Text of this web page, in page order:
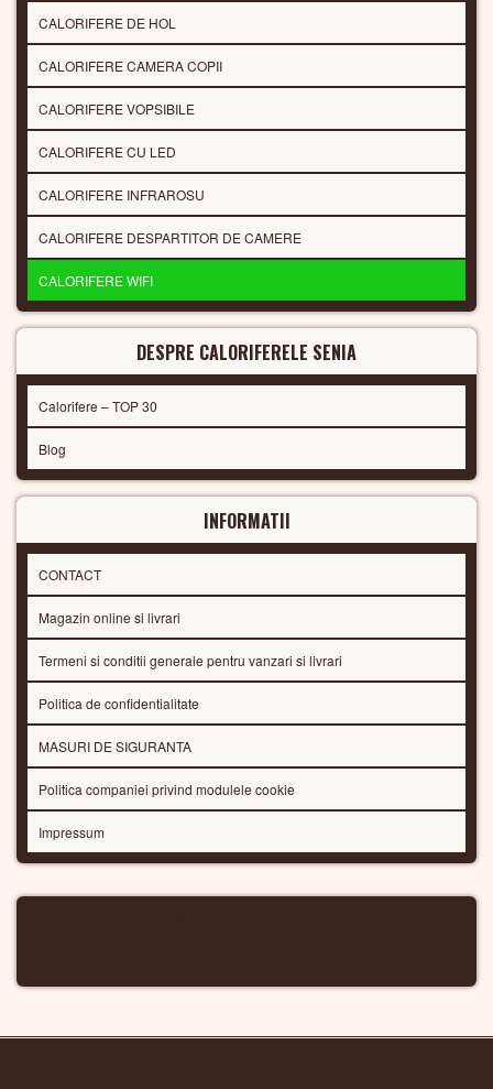
CALORIFERE DE HOL
CALORIFERE CAMERA COPII
CALORIFERE VOPSIBILE
CALORIFERE CU LED
CALORIFERE INFRAROSU
CALORIFERE DESPARTITOR DE CAMERE
CALORIFERE WIFI
DESPRE CALORIFERELE SENIA
Calorifere – TOP 30
Blog
INFORMATII
CONTACT
Magazin online si livrari
Termeni si conditii generale pentru vanzari si livrari
Politica de confidentialitate
MASURI DE SIGURANTA
Politica companiei privind modulele cookie
Impressum